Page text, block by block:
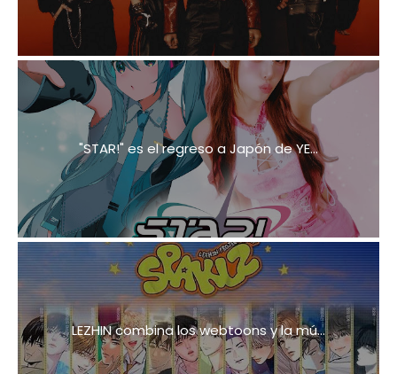
"STAR!" es el regreso a Japón de YE...
LEZHIN combina los webtoons y la mú...